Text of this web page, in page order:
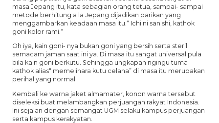
masa Jepang itu, kata sebagian orang tetua, sampai- sampai
metode berhitung a la Jepang dijadikan parikan yang
menggambarkan keadaan masa itu.“ Ichi ni san shi, kathok
goni kolor rami.“
Oh iya, kain goni- nya bukan goni yang bersih serta steril
semacam jaman saat ini ya. Di masa itu sangat universal pula
bila kain goni berkutu. Sehingga ungkapan ngingu tuma
kathok alias“ memelihara kutu celana” di masa itu merupakan
perihal yang normal.
Kembali ke warna jaket almamater, konon warna tersebut
diseleksi buat melambangkan perjuangan rakyat Indonesia.
Ini sejalan dengan semangat UGM selaku kampus perjuangan
serta kampus kerakyatan.